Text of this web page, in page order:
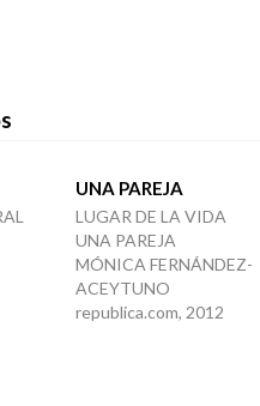
UNA PAREJA
LUGAR DE LA VIDA
UNA PAREJA
MÓNICA FERNÁNDEZ-
ACEYTUNO
republica.com, 2012